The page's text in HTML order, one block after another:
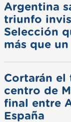
Argentina
triunfo
Selección
más que
Cortarán el
centro de
final entre
España